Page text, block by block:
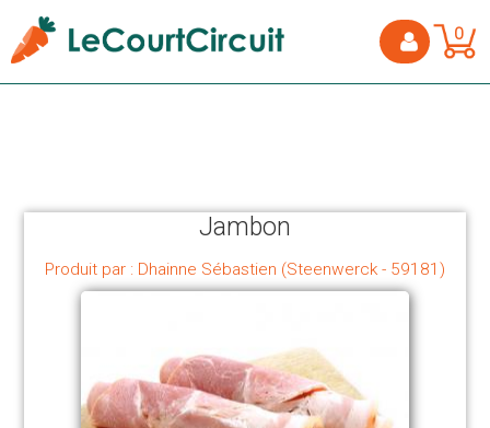
0
Jambon
Produit par : Dhainne Sébastien (Steenwerck - 59181)